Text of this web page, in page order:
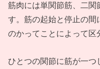
筋肉には単関節筋、二関
す。筋の起始と停止の間
のかってことによって区
ひとつの関節に筋が一つ